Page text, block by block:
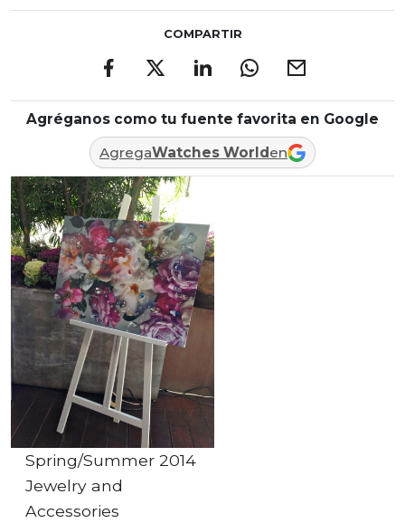
COMPARTIR
Agréganos como tu fuente favorita en Google
AgregaWatches World en
Spring/Summer 2014
Jewelry and
Accessories